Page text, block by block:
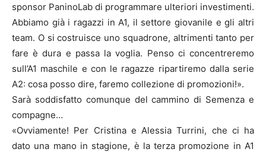
sponsor PaninoLab di programmare ulteriori investimenti.
Abbiamo già i ragazzi in A1, il settore giovanile e gli altri
team. O si costruisce uno squadrone, altrimenti tanto per
fare è dura e passa la voglia. Penso ci concentreremo
sull’A1 maschile e con le ragazze ripartiremo dalla serie
A2: cosa posso dire, faremo collezione di promozioni!».
Sarà soddisfatto comunque del cammino di Semenza e
compagne…
«Ovviamente! Per Cristina e Alessia Turrini, che ci ha
dato una mano in stagione, è la terza promozione in A1